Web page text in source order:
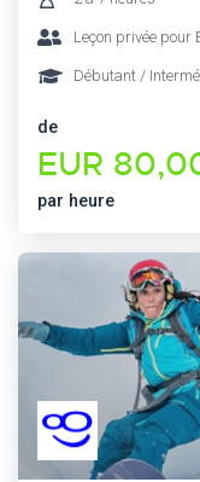
Leçon privée
Débutant /
de
EUR
par heure